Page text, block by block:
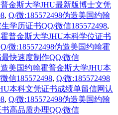
金斯大学JHU最新版博士文凭
, Q/微:185572498伪造美国约翰
学历证书QQ/微信185572498,
普金斯大学JHU本科学位证书
Q/微:185572498伪造美国约翰霍
快速度制作QQ/微信
造美国约翰霍普金斯大学JHU本
信185572498, Q/微:185572498
本科文凭证书成绩单留信网认
, Q/微:185572498伪造美国约翰
高品质办理QQ/微信